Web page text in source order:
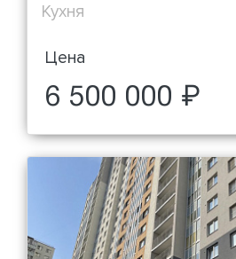
Кухня
Цена
6 500 000 ₽